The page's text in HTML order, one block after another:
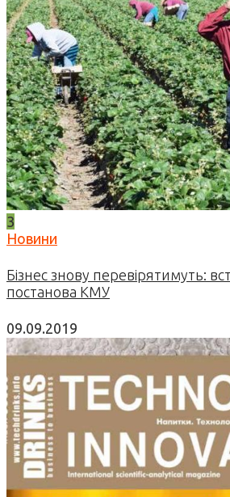
3
Новини
Бізнес знову перевірятимуть:
постанова КМУ
09.09.2019